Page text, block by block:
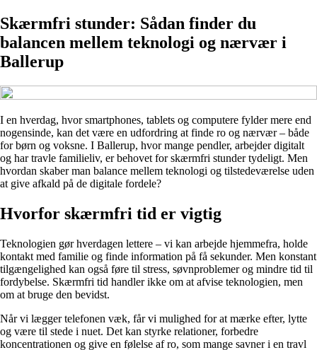
Skærmfri stunder: Sådan finder du
balancen mellem teknologi og nærvær i
Ballerup
I en hverdag, hvor smartphones, tablets og computere fylder mere end
nogensinde, kan det være en udfordring at finde ro og nærvær – både
for børn og voksne. I Ballerup, hvor mange pendler, arbejder digitalt
og har travle familieliv, er behovet for skærmfri stunder tydeligt. Men
hvordan skaber man balance mellem teknologi og tilstedeværelse uden
at give afkald på de digitale fordele?
Hvorfor skærmfri tid er vigtig
Teknologien gør hverdagen lettere – vi kan arbejde hjemmefra, holde
kontakt med familie og finde information på få sekunder. Men konstant
tilgængelighed kan også føre til stress, søvnproblemer og mindre tid til
fordybelse. Skærmfri tid handler ikke om at afvise teknologien, men
om at bruge den bevidst.
Når vi lægger telefonen væk, får vi mulighed for at mærke efter, lytte
og være til stede i nuet. Det kan styrke relationer, forbedre
koncentrationen og give en følelse af ro, som mange savner i en travl